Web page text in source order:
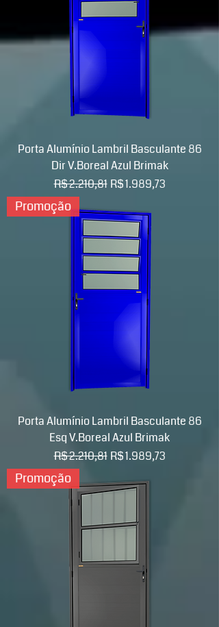
Porta Alumínio Lambril Basculante 86
Dir V.Boreal Azul Brimak
Preço normal
R$ 2.210,81 Preço promocional
R$ 1.989,73
Promoção
Porta Alumínio Lambril Basculante 86
Esq V.Boreal Azul Brimak
Preço normal
R$ 2.210,81 Preço promocional
R$ 1.989,73
Promoção